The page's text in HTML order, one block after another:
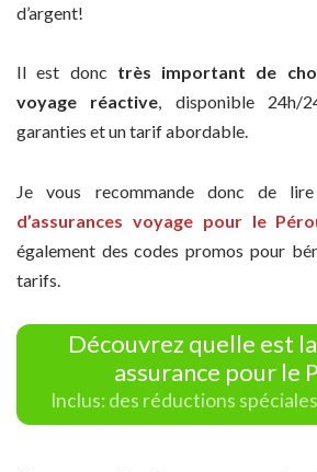
d’argent!
Il est donc très important de
voyage réactive, disponible 24h/
garanties et un tarif abordable.
Je vous recommande donc de
d’assurances voyage pour le
également des codes promos pour
tarifs.
Découvrez quelle est
assurance pour le
Inclus: des réductions